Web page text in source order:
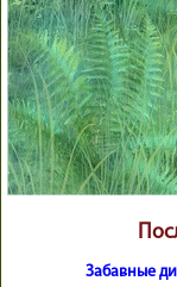
Забавные